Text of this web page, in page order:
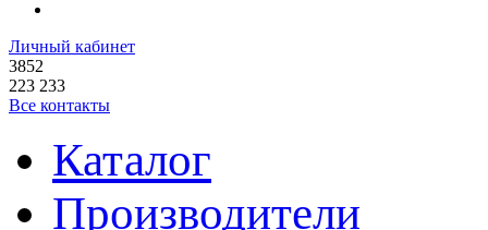
Личный кабинет
3852
223 233
Все контакты
Каталог
Производители